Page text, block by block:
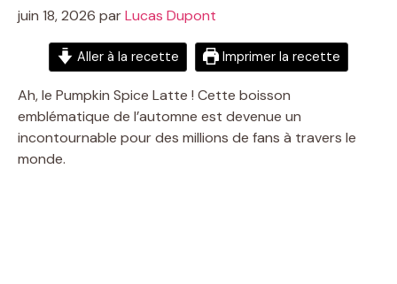
juin 18, 2026 parLucas Dupont
Aller à la recette Imprimer la recette
Ah, le Pumpkin Spice Latte ! Cette boisson
emblématique de l’automne est devenue un
incontournable pour des millions de fans à travers le
monde.